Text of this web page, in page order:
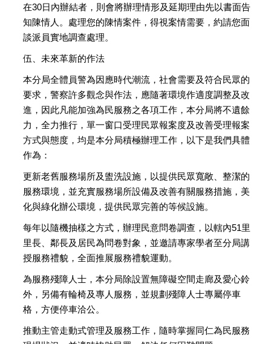
在30日內辦結者，則會將辦理情形及延期理由先以書面告
知陳情人。處理您的陳情案件，得視案情需要，約請您面
談派員實地調查處理。
伍、未來革新的作法
本分局全體員警為因應時代潮流，社會需要及符合民眾的
要求，警察許多觀念與作法，應隨著環境作適度調整及改
進，因此凡能加強為民服務之各項工作，本分局將不遺餘
力，全力推行，單一窗口受理民眾報案度及改善受理報案
方式與態度，均是本分局積極辦理工作，以下是我們具體
作為：
更新老舊服務場所及盥洗設施，以提供民眾寬敞、整潔的
服務環境，並充實服務場所設備及改善有關服務措施，美
化與綠化辦公環境，提供民眾完善的等候設施。
每年以隨機抽樣之方式，辦理民意問卷調查，以轄內51里
里長、鄰長及居民為問卷對象，並邀請專家學者至分局講
授服務禮貌，全面推展服務禮貌運動。
為服務殘障人士，本分局除設置無障礙空間走廊及愛心鈴
外，另備有輪椅及專人服務，並規劃殘障人士專屬停車
格，方便停車洽公。
推動主管走動式管理及服務工作，隨時掌握同仁為民服務